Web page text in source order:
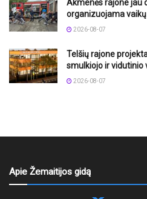
Akmenės rajone jau
organizuojama vaikų
2026-08-07
Telšių rajone
smulkiojo ir vidutinio
2026-08-07
Apie Žemaitijos gidą